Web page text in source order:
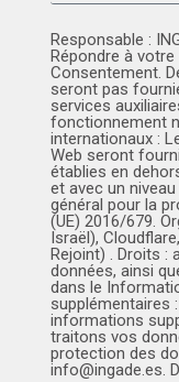
Responsable :
Répondre à
Consentement.
seront pas
services
fonctionnement
internationaux :
Web seront
établies en
et avec un
général pour la
(UE) 2016/679.
Israël),
Rejoint) . Droits :
données, ainsi
dans le
supplémentaires
informations
traitons vos
protection des
info@ingade.es.